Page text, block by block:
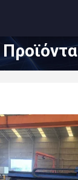
Προϊόντα